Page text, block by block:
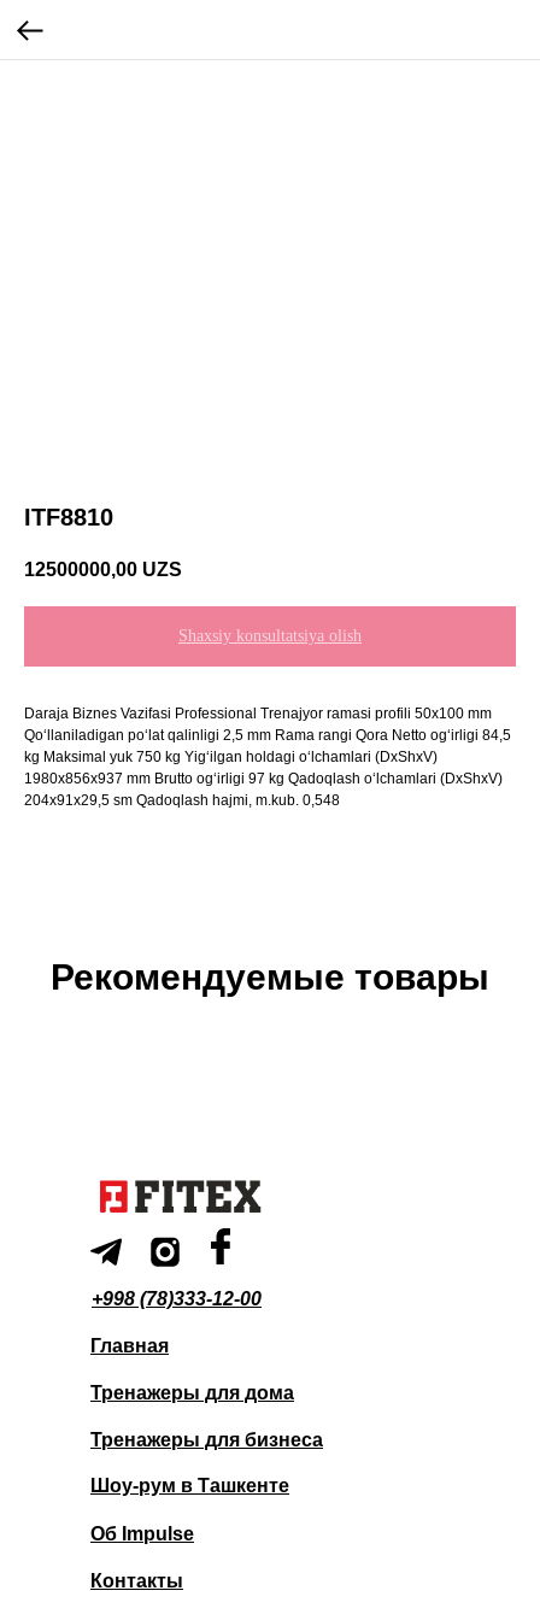
ITF8810
12500000,00 UZS
Shaxsiy konsultatsiya olish
Daraja Biznes Vazifasi Professional Trenajyor ramasi profili 50x100 mm
Qo‘llaniladigan po‘lat qalinligi 2,5 mm Rama rangi Qora Netto og‘irligi 84,5
kg Maksimal yuk 750 kg Yig‘ilgan holdagi o‘lchamlari (DxShxV)
1980x856x937 mm Brutto og‘irligi 97 kg Qadoqlash o‘lchamlari (DxShxV)
204x91x29,5 sm Qadoqlash hajmi, m.kub. 0,548
Рекомендуемые товары
+998 (78)333-12-00
Главная
Тренажеры для дома
Тренажеры для бизнеса
Шоу-рум в Ташкенте
Об Impulse
Контакты